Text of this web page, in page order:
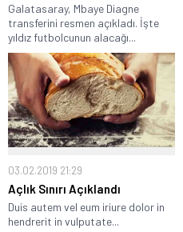
Galatasaray, Mbaye Diagne
transferini resmen açıkladı. İşte
yıldız futbolcunun alacağı...
03.02.2019 21:29
Açlık Sınırı Açıklandı
Duis autem vel eum iriure dolor in
hendrerit in vulputate...